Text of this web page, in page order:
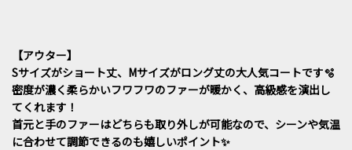
【アウター】
Sサイズがショート丈、Mサイズがロング丈の大人気コートです🫧
密度が濃く柔らかいフワフワのファーが暖かく、高級感を演出し
てくれます！
首元と手のファーはどちらも取り外しが可能なので、シーンや気温
に合わせて調節できるのも嬉しいポイント✨